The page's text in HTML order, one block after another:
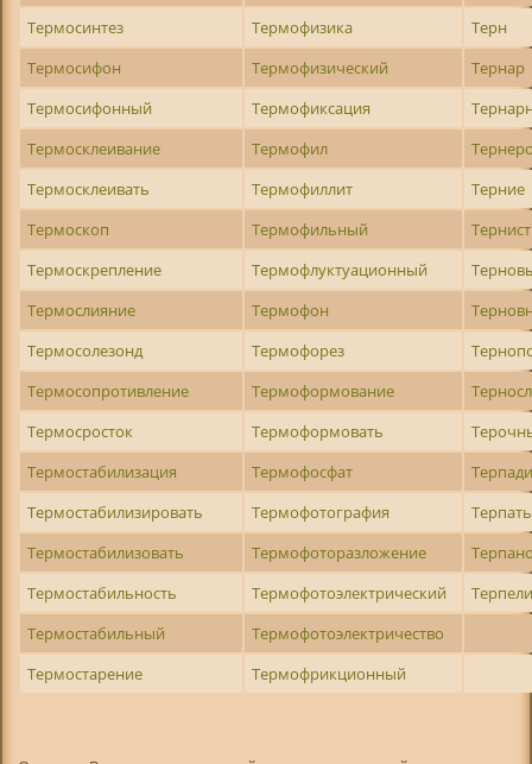
Термосинтез
Термофизика
Терн
Термосифон
Термофизический
Тернар
Термосифонный
Термофиксация
Термосклеивание
Термофил
Термосклеивать
Термофиллит
Терние
Термоскоп
Термофильный
Термоскрепление
Термофлуктуационный
Термослияние
Термофон
Термосолезонд
Термофорез
Термосопротивление
Термоформование
Термосросток
Термоформовать
Термостабилизация
Термофосфат
Термостабилизировать
Термофотография
Терпать
Термостабилизовать
Термофоторазложение
Термостабильность
Термофотоэлектрический
Термостабильный
Термофотоэлектричество
Термостарение
Термофрикционный